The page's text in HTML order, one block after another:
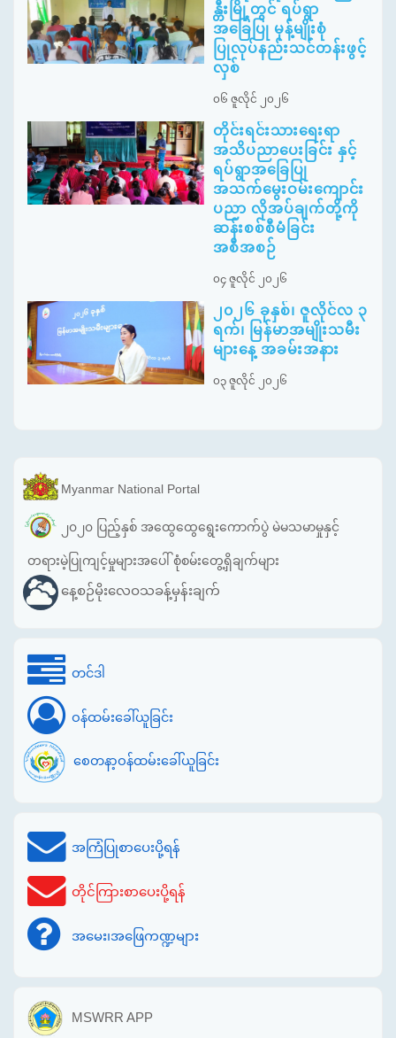
န္တီးမြို့တွင် ရပ်ရွာ
အခြေပြု မုန့်မျိုးစုံ
ပြုလုပ်နည်းသင်တန်းဖွင့်
လှစ်
၀၆ ဇူလိုင် ၂၀၂၆
တိုင်းရင်းသားရေးရာ
အသိပညာပေးခြင်း နှင့်
ရပ်ရွာအခြေပြု
အသက်မွေးဝမ်းကျောင်း
ပညာ လိုအပ်ချက်တို့ကို
ဆန်းစစ်စီမံခြင်း
အစီအစဉ်
၀၄ ဇူလိုင် ၂၀၂၆
၂၀၂၆ ခုနှစ်၊ ဇူလိုင်လ ၃
ရက်၊ မြန်မာအမျိုးသမီး
များနေ့ အခမ်းအနား
၀၃ ဇူလိုင် ၂၀၂၆
Myanmar National Portal
၂၀၂၀ ပြည့်နှစ် အထွေထွေရွေးကောက်ပွဲ မဲမသမာမှုနှင့်
တရားမဲ့ပြုကျင့်မှုများအပေါ် စုံစမ်းတွေ့ရှိချက်များ
နေ့စဉ်မိုးလေဝသခန့်မှန်းချက်
တင်ဒါ
ဝန်ထမ်းခေါ်ယူခြင်း
စေတနာ့ဝန်ထမ်းခေါ်ယူခြင်း
အကြံပြုစာပေးပို့ရန်
တိုင်ကြားစာပေးပို့ရန်
အမေး၊အဖြေကဏ္ဍများ
MSWRR APP